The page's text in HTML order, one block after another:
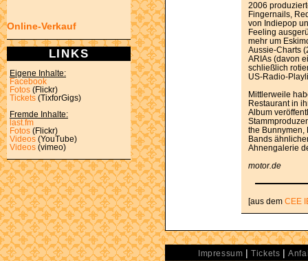
Online-Verkauf
LINKS
Eigene Inhalte:
Facebook
Fotos (Flickr)
Tickets (TixforGigs)
Fremde Inhalte:
last.fm
Fotos (Flickr)
Videos (YouTube)
Videos (vimeo)
2006
Fingernails,
von Indiepop
Feeling
mehr um
Aussie-Charts
ARIAs (davon
schließlich
US-Radio-
Mittlerweile
Restaurant in
Album
the Bunnymen,
Bands
Ahnengalerie
motor.de
[aus dem CEE
Impressum | Tickets |